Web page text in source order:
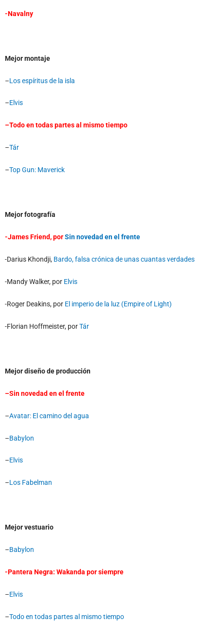
-Navalny
Mejor montaje
–Los espíritus de la isla
–Elvis
–Todo en todas partes al mismo tiempo
–Tár
–Top Gun: Maverick
Mejor fotografía
-James Friend, porSin novedad en el frente
-Darius Khondji, Bardo, falsa crónica de unas cuantas verdades
-Mandy Walker, por Elvis
-Roger Deakins, por El imperio de la luz (Empire of Light)
-Florian Hoffmeister, porTár
Mejor diseño de producción
–Sin novedad en el frente
–Avatar: El camino del agua
–Babylon
–Elvis
–Los Fabelman
Mejor vestuario
–Babylon
-Pantera Negra: Wakanda por siempre
–Elvis
–Todo en todas partes al mismo tiempo